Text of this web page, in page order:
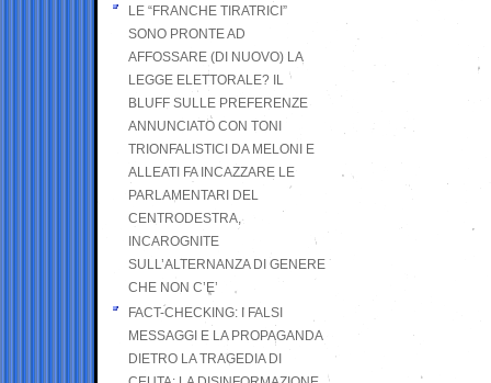
LE “FRANCHE TIRATRICI”
SONO PRONTE AD
AFFOSSARE (DI NUOVO) LA
LEGGE ELETTORALE? IL
BLUFF SULLE PREFERENZE
ANNUNCIATO CON TONI
TRIONFALISTICI DA MELONI E
ALLEATI FA INCAZZARE LE
PARLAMENTARI DEL
CENTRODESTRA,
INCAROGNITE
SULL’ALTERNANZA DI GENERE
CHE NON C’E’
FACT-CHECKING: I FALSI
MESSAGGI E LA PROPAGANDA
DIETRO LA TRAGEDIA DI